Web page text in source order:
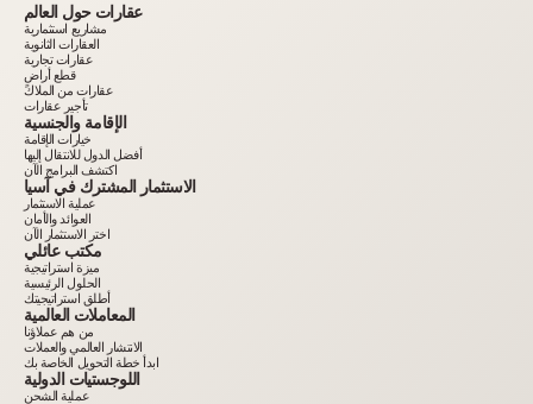
عقارات حول العالم
مشاريع استثمارية
العقارات الثانوية
عقارات تجارية
قطع أراضٍ
عقارات من الملاك
تأجير عقارات
الإقامة والجنسية
خيارات الإقامة
أفضل الدول للانتقال إليها
اكتشف البرامج الآن
الاستثمار المشترك في آسيا
عملية الاستثمار
العوائد والأمان
اختر الاستثمار الآن
مكتب عائلي
ميزة استراتيجية
الحلول الرئيسية
أطلق استراتيجيتك
المعاملات العالمية
من هم عملاؤنا
الانتشار العالمي والعملات
ابدأ خطة التحويل الخاصة بك
اللوجستيات الدولية
عملية الشحن